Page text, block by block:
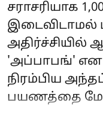
சராசரியாக
இடைவிடாமல்
அதிர்ச்சியில்
'அப்பாபங்' என
நிரம்பிய
பயணத்தை